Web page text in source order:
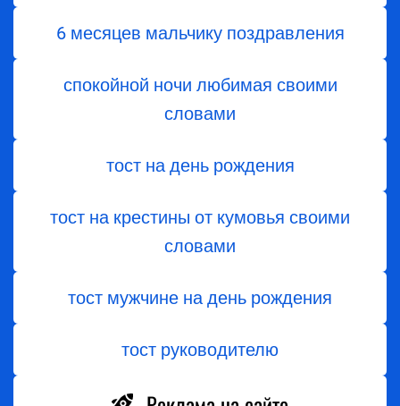
6 месяцев мальчику поздравления
спокойной ночи любимая своими
словами
тост на день рождения
тост на крестины от кумовья своими
словами
тост мужчине на день рождения
тост руководителю